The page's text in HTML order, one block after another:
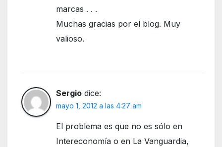
marcas . . .
Muchas gracias por el blog. Muy
valioso.
Sergio dice:
mayo 1, 2012 a las 4:27 am
El problema es que no es sólo en
Intereconomía o en La Vanguardia,